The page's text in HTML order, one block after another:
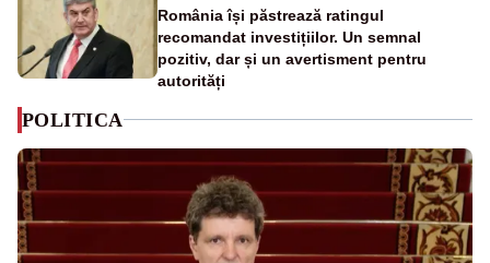
România își păstrează ratingul
recomandat investițiilor. Un semnal
pozitiv, dar și un avertisment pentru
autorități
POLITICA